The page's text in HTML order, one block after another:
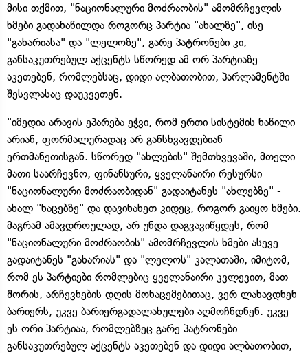
მისი თქმით, "ნაციონალური მოძრაობის" ამომრჩევლის
ხმები გადანაწილდა როგორც პარტია "ახალზე", ისე
"გახარიასა" და "ლელოზე", გარე პატრონები კი,
განსაკუთრებულ აქცენტს სწორედ ამ ორ პარტიაზე
აკეთებენ, რომლებსაც, დიდი ალბათობით, პარლამენტში
შესვლასაც დაუკვეთენ.
"იმედია არავის ეპარება ეჭვი, რომ ერთი სისტემის ნაწილი
არიან, ფორმალურადაც არ განსხვავდებიან
ერთმანეთისგან. სწორედ "ახლების" შემთხვევაში, მთელი
მათი საარჩევნო, ფინანსური, ყველანაირი რესურსი
"ნაციონალური მოძრაობიდან" გადაიტანეს "ახლებზე" -
ახალ "ნაცებზე" და დავინახეთ კიდეც, როგორ გაიყო ხმები.
მაგრამ ამავდროულად, არ უნდა დაგვავიწყდეს, რომ
"ნაციონალური მოძრაობის" ამომრჩევლის ხმები ასევე
გადაიტანეს "გახარიას" და "ლელოს" კალათაში, იმიტომ,
რომ ეს პარტიები რომლებიც ყველანაირი კვლევით, მათ
შორის, არჩევნების დღის მონაცემებითაც, ვერ ლახავდნენ
ბარიერს, უკვე ბარიერგადალახულები აღმოჩნდნენ. უკვე
ეს ორი პარტიაა, რომლებზეც გარე პატრონები
განსაკუთრებულ აქცენტს აკეთებენ და დიდი ალბათობით,